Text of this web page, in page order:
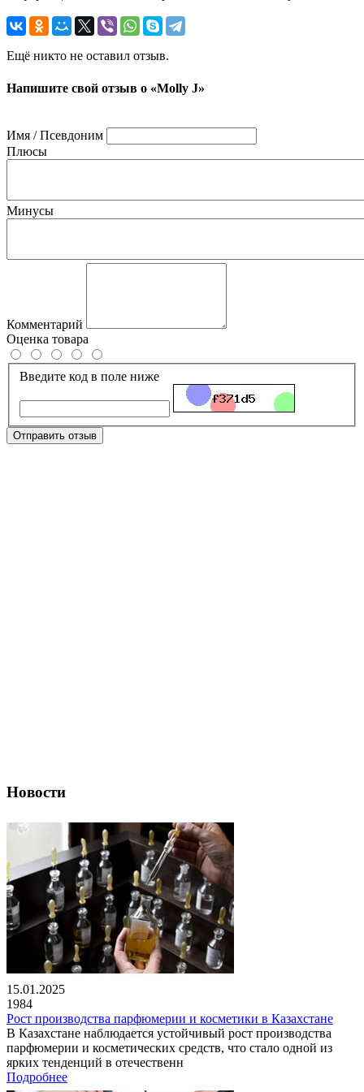
Ещё никто не оставил отзыв.
Напишите свой отзыв о «Molly J»
Имя / Псевдоним
Плюсы
Минусы
Комментарий
Оценка товара
Введите код в поле ниже
Отправить отзыв
Новости
15.01.2025
1984
Рост производства парфюмерии и косметики в Казахстане
В Казахстане наблюдается устойчивый рост производства
парфюмерии и косметических средств, что стало одной из
ярких тенденций в отечественн
Подробнее